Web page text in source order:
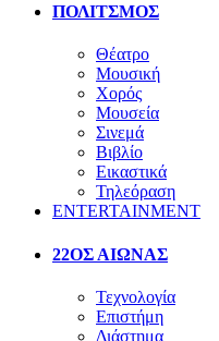
ΠΟΛΙΤΣΜΟΣ
Θέατρο
Μουσική
Χορός
Μουσεία
Σινεμά
Βιβλίο
Εικαστικά
Τηλεόραση
ENTERTAINMENT
22ΟΣ ΑΙΩΝΑΣ
Τεχνολογία
Επιστήμη
Διάστημα